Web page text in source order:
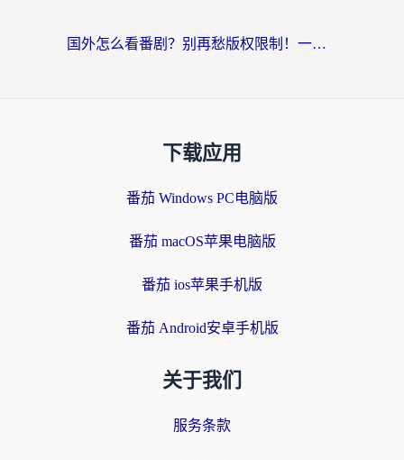
国外怎么看番剧？别再愁版权限制！一个工具解决所有回国追剧难题
下载应用
番茄 Windows PC电脑版
番茄 macOS苹果电脑版
番茄 ios苹果手机版
番茄 Android安卓手机版
关于我们
服务条款